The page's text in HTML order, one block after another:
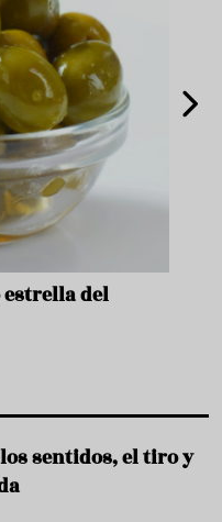
del
sentidos, el tiro y